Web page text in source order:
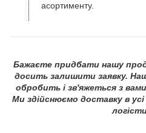
асортименту.
Бажаєте придбати нашу
досить залишити заявку.
обробить і зв'яжеться з
Ми здійснюємо доставку в